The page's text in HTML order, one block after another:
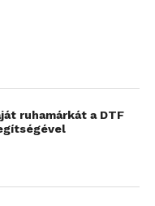
ruhamárkát a DTF